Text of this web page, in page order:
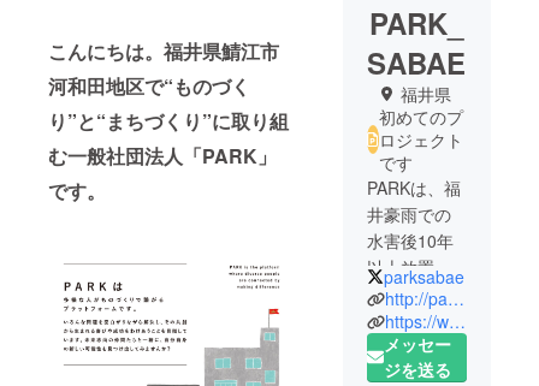
こんにちは。福井県鯖江市
河和田地区で“ものづく
り”と“まちづくり”に取り組
む一般社団法人「PARK」
です。
PARK_
SABAE
福井県
初めてのプ
ロジェクト
です
PARKは、福
井豪雨での
水害後10年
以上放置さ
れ、存在さ
え忘れられ
ていた工場
と空き住居
parksabae
http://parksabae.com
https://www.facebook.com/park.kawada/
メッセー
ジを送る